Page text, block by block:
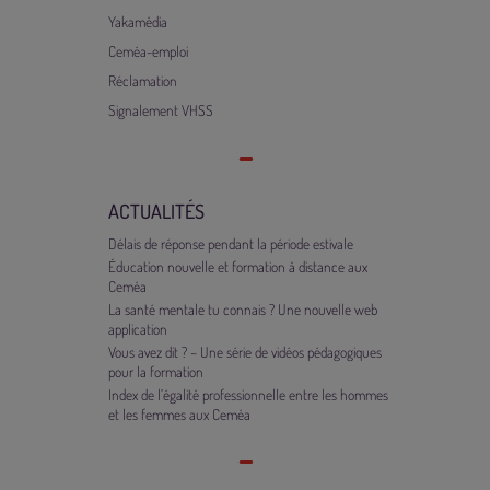
Yakamédia
Ceméa-emploi
Réclamation
Signalement VHSS
ACTUALITÉS
Délais de réponse pendant la période estivale
Éducation nouvelle et formation à distance aux
Ceméa
La santé mentale tu connais ? Une nouvelle web
application
Vous avez dit ? – Une série de vidéos pédagogiques
pour la formation
Index de l’égalité professionnelle entre les hommes
et les femmes aux Ceméa